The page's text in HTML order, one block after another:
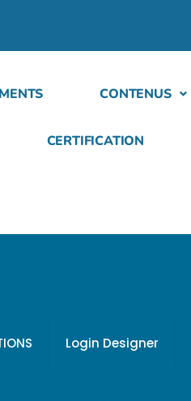
CONTENUS
CERTIFICATION
Login Designer